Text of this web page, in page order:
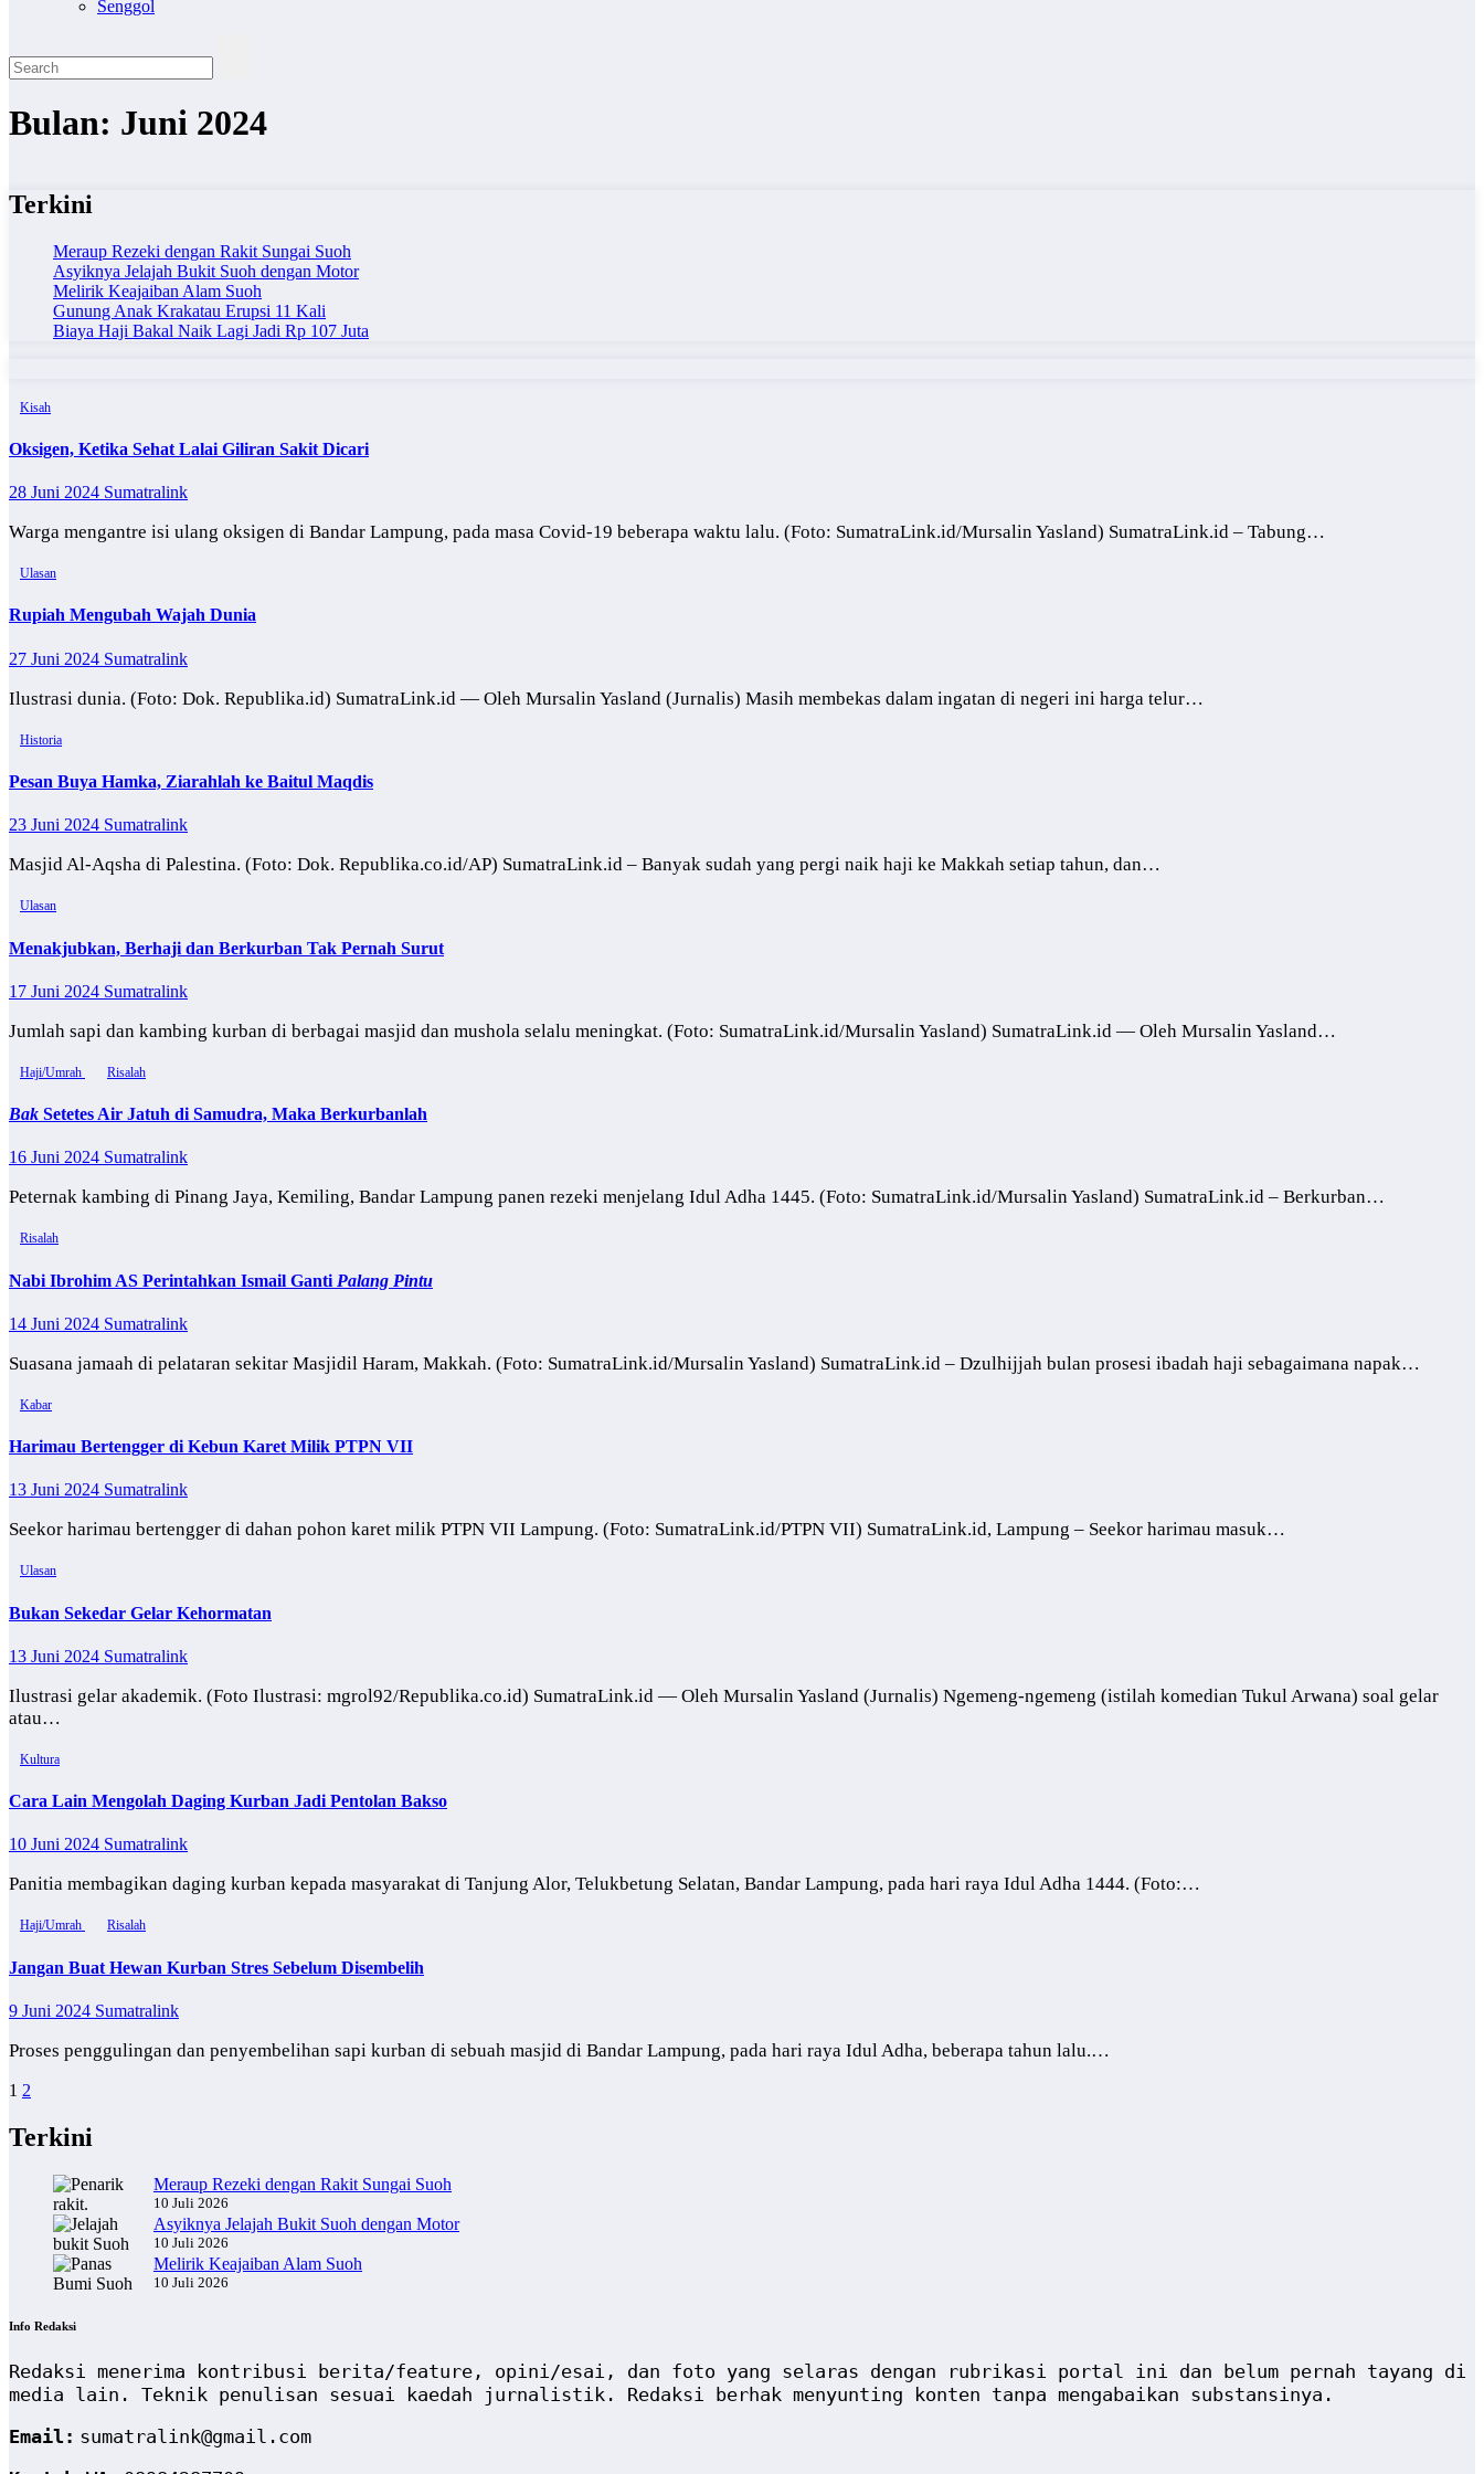
Senggol
Bulan: Juni 2024
Terkini
Meraup Rezeki dengan Rakit Sungai Suoh
Asyiknya Jelajah Bukit Suoh dengan Motor
Melirik Keajaiban Alam Suoh
Gunung Anak Krakatau Erupsi 11 Kali
Biaya Haji Bakal Naik Lagi Jadi Rp 107 Juta
Kisah
Oksigen, Ketika Sehat Lalai Giliran Sakit Dicari
28 Juni 2024 Sumatralink
Warga mengantre isi ulang oksigen di Bandar Lampung, pada masa Covid-19 beberapa waktu lalu. (Foto: SumatraLink.id/Mursalin Yasland) SumatraLink.id – Tabung…
Ulasan
Rupiah Mengubah Wajah Dunia
27 Juni 2024 Sumatralink
Ilustrasi dunia. (Foto: Dok. Republika.id) SumatraLink.id — Oleh Mursalin Yasland (Jurnalis) Masih membekas dalam ingatan di negeri ini harga telur…
Historia
Pesan Buya Hamka, Ziarahlah ke Baitul Maqdis
23 Juni 2024 Sumatralink
Masjid Al-Aqsha di Palestina. (Foto: Dok. Republika.co.id/AP) SumatraLink.id – Banyak sudah yang pergi naik haji ke Makkah setiap tahun, dan…
Ulasan
Menakjubkan, Berhaji dan Berkurban Tak Pernah Surut
17 Juni 2024 Sumatralink
Jumlah sapi dan kambing kurban di berbagai masjid dan mushola selalu meningkat. (Foto: SumatraLink.id/Mursalin Yasland) SumatraLink.id — Oleh Mursalin Yasland…
Haji/Umrah Risalah
Bak Setetes Air Jatuh di Samudra, Maka Berkurbanlah
16 Juni 2024 Sumatralink
Peternak kambing di Pinang Jaya, Kemiling, Bandar Lampung panen rezeki menjelang Idul Adha 1445. (Foto: SumatraLink.id/Mursalin Yasland) SumatraLink.id – Berkurban…
Risalah
Nabi Ibrohim AS Perintahkan Ismail Ganti Palang Pintu
14 Juni 2024 Sumatralink
Suasana jamaah di pelataran sekitar Masjidil Haram, Makkah. (Foto: SumatraLink.id/Mursalin Yasland) SumatraLink.id – Dzulhijjah bulan prosesi ibadah haji sebagaimana napak…
Kabar
Harimau Bertengger di Kebun Karet Milik PTPN VII
13 Juni 2024 Sumatralink
Seekor harimau bertengger di dahan pohon karet milik PTPN VII Lampung. (Foto: SumatraLink.id/PTPN VII) SumatraLink.id, Lampung – Seekor harimau masuk…
Ulasan
Bukan Sekedar Gelar Kehormatan
13 Juni 2024 Sumatralink
Ilustrasi gelar akademik. (Foto Ilustrasi: mgrol92/Republika.co.id) SumatraLink.id — Oleh Mursalin Yasland (Jurnalis) Ngemeng-ngemeng (istilah komedian Tukul Arwana) soal gelar
atau…
Kultura
Cara Lain Mengolah Daging Kurban Jadi Pentolan Bakso
10 Juni 2024 Sumatralink
Panitia membagikan daging kurban kepada masyarakat di Tanjung Alor, Telukbetung Selatan, Bandar Lampung, pada hari raya Idul Adha 1444. (Foto:…
Haji/Umrah Risalah
Jangan Buat Hewan Kurban Stres Sebelum Disembelih
9 Juni 2024 Sumatralink
Proses penggulingan dan penyembelihan sapi kurban di sebuah masjid di Bandar Lampung, pada hari raya Idul Adha, beberapa tahun lalu.…
Paginasi
pos
1 2
Terkini
Meraup Rezeki dengan Rakit Sungai Suoh
10 Juli 2026
Asyiknya Jelajah Bukit Suoh dengan Motor
10 Juli 2026
Melirik Keajaiban Alam Suoh
10 Juli 2026
Info Redaksi
Redaksi menerima kontribusi berita/feature, opini/esai, dan foto yang selaras dengan rubrikasi portal ini dan belum pernah tayang di
media lain. Teknik penulisan sesuai kaedah jurnalistik. Redaksi berhak menyunting konten tanpa mengabaikan substansinya.
Email: sumatralink@gmail.com